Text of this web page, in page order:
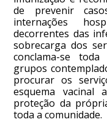
de prevenir
internações
decorrentes das
sobrecarga dos
conclama-se
grupos
procurar os
esquema vacinal
proteção da
toda a comunidade.